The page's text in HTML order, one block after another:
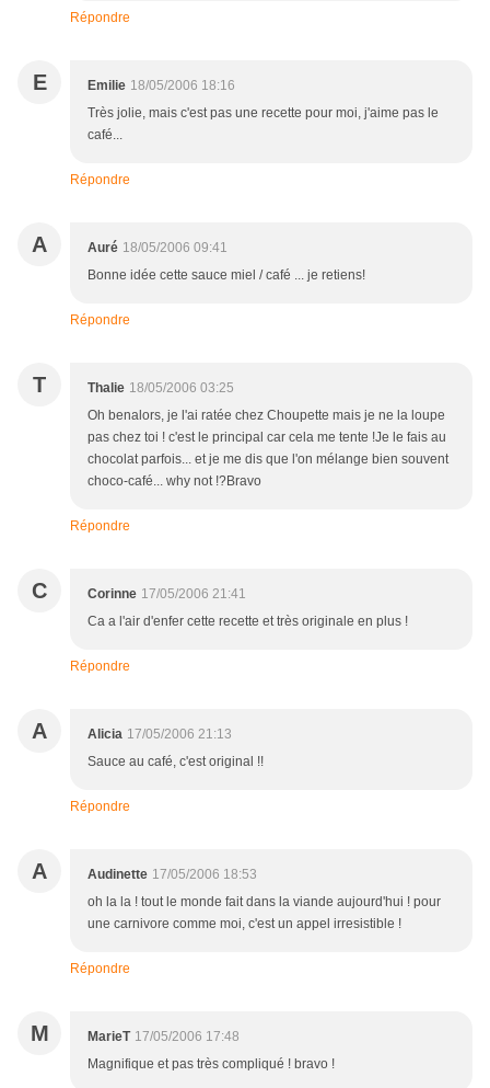
Répondre
E Emilie 18/05/2006 18:16
Très jolie, mais c'est pas une recette pour moi, j'aime pas le
café...
Répondre
A Auré 18/05/2006 09:41
Bonne idée cette sauce miel / café ... je retiens!
Répondre
T Thalie 18/05/2006 03:25
Oh benalors, je l'ai ratée chez Choupette mais je ne la loupe
pas chez toi ! c'est le principal car cela me tente !Je le fais au
chocolat parfois... et je me dis que l'on mélange bien souvent
choco-café... why not !?Bravo
Répondre
C Corinne 17/05/2006 21:41
Ca a l'air d'enfer cette recette et très originale en plus !
Répondre
A Alicia 17/05/2006 21:13
Sauce au café, c'est original !!
Répondre
A Audinette 17/05/2006 18:53
oh la la ! tout le monde fait dans la viande aujourd'hui ! pour
une carnivore comme moi, c'est un appel irresistible !
Répondre
M MarieT 17/05/2006 17:48
Magnifique et pas très compliqué ! bravo !